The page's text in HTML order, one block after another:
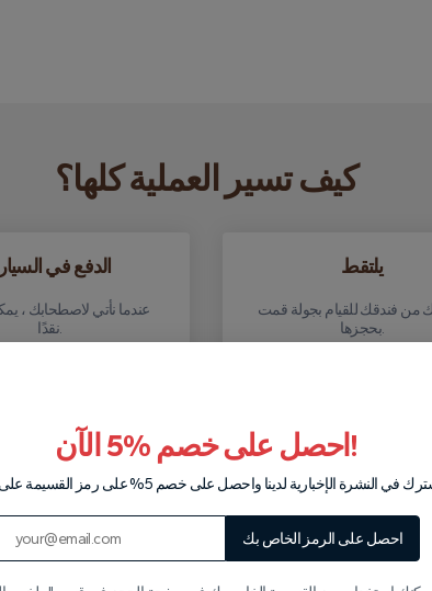
كيف تسير العملية كلها؟
الدفع في
عندما نأتي لاصطحابك ،
نقدًا.
يلتقط
من فندقك للقيام بجولة قمت
بحجزها.
لماذا تختارنا؟
احصل على خصم %5 الآن!
احصل على الرمز الخاص بك